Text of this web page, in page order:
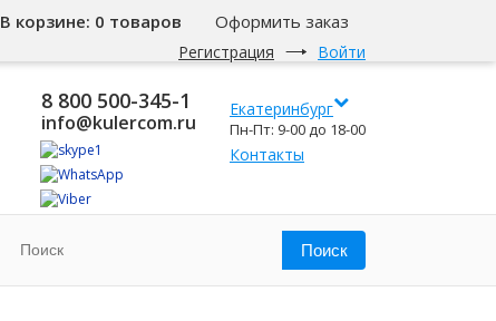
Регистрация Войти
В корзине: 0 товаров Оформить заказ
8 800 500-345-1
info@kulercom.ru
Екатеринбург
Пн-Пт: 9-00 до 18-00
Контакты